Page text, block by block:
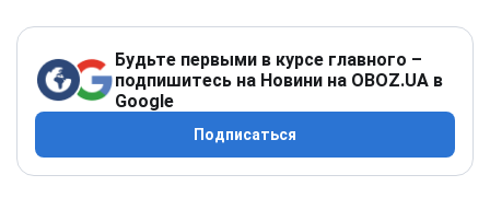
Будьте первыми в курсе главного –
подпишитесь на Новини на OBOZ.UA в
Google
Подписаться